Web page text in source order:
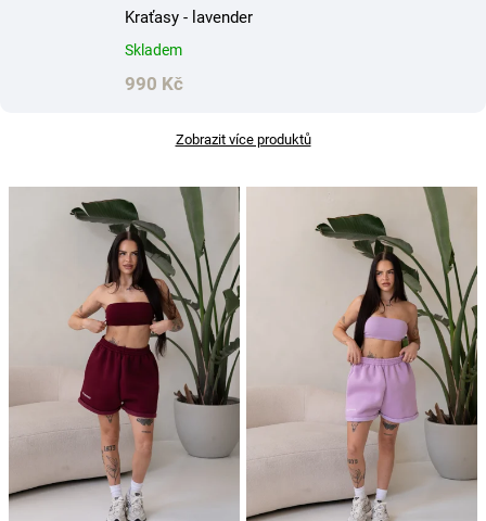
Kraťasy - lavender
Skladem
990 Kč
Zobrazit více produktů